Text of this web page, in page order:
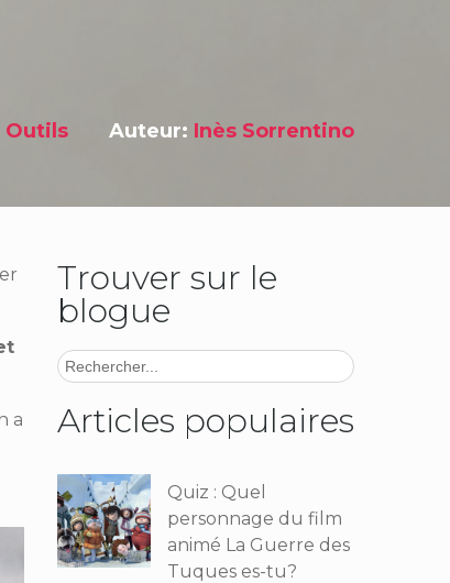
Outils Auteur: Inès Sorrentino
a
Trouver sur le
blogue
Articles populaires
Quiz : Quel
personnage du film
animé La Guerre des
Tuques es-tu?